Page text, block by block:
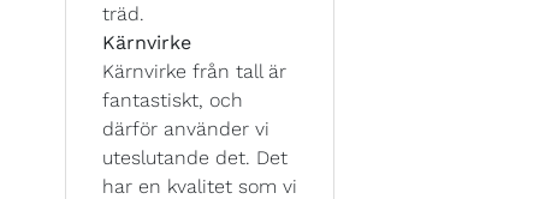
träd.
Kärnvirke
Kärnvirke från tall är
fantastiskt, och
därför använder vi
uteslutande det. Det
har en kvalitet som vi